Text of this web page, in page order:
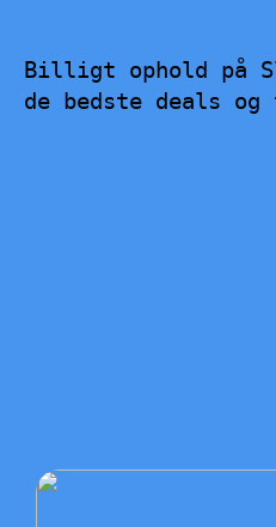
Billigt ophold på
de bedste deals